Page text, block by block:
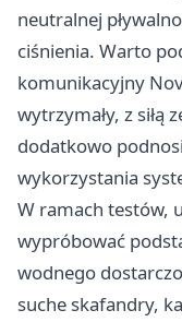
neutralnej
ciśnienia. Warto
komunikacyjny
wytrzymały, z siłą
dodatkowo
wykorzystania
W ramach testów,
wypróbować
wodnego
suche skafandry,